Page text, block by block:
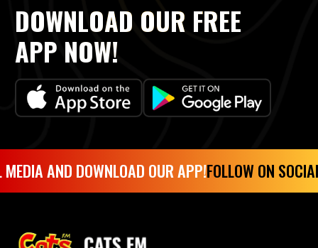
DOWNLOAD OUR FREE
APP NOW!
AND DOWNLOAD OUR APP!FOLLOW ON SOCIAL